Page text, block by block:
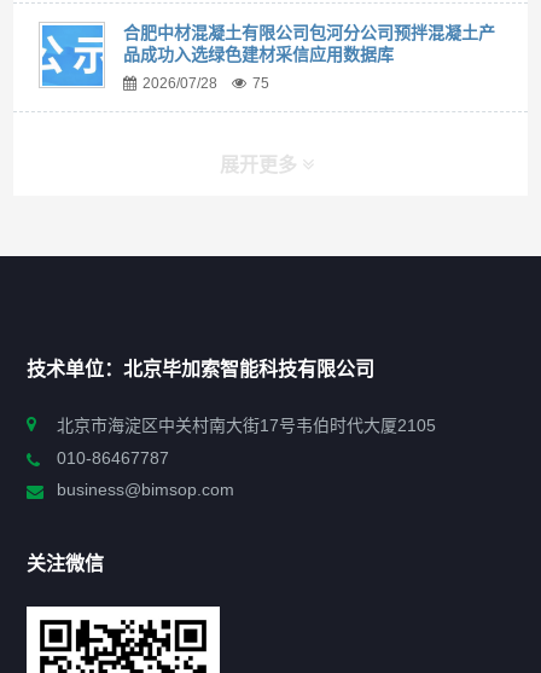
合肥中材混凝土有限公司包河分公司预拌混凝土产
品成功入选绿色建材采信应用数据库
2026/07/28 75
展开更多
政策法规
新闻资讯
技术单位：北京毕加索智能科技有限公司
北京市海淀区中关村南大街17号韦伯时代大厦2105
010-86467787
business@bimsop.com
关注微信